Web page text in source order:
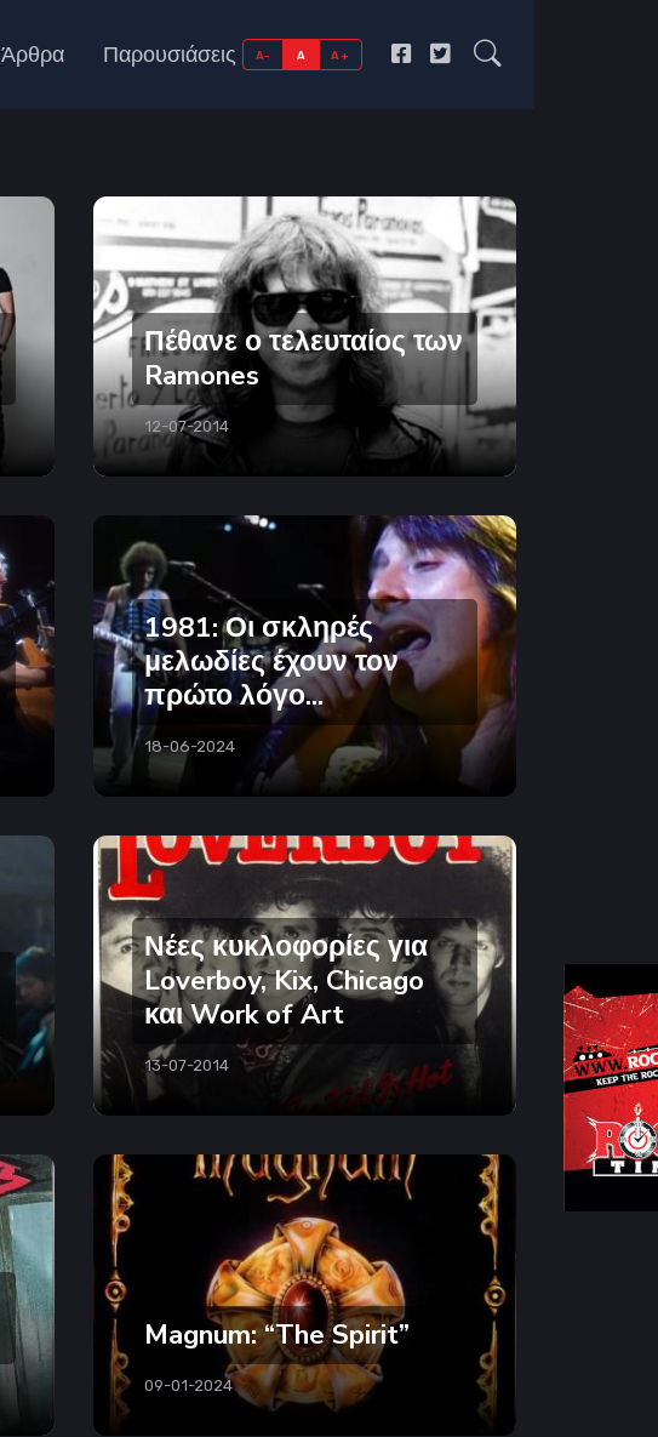
Άρθρα Παρουσιάσεις A- A A+
Πέθανε ο τελευταίος των
Ramones
12-07-2014
1981: Οι σκληρές
μελωδίες έχουν τον
πρώτο λόγο...
18-06-2024
Νέες κυκλοφορίες για
Loverboy, Kix, Chicago
και Work of Art
13-07-2014
Magnum: “The Spirit”
09-01-2024